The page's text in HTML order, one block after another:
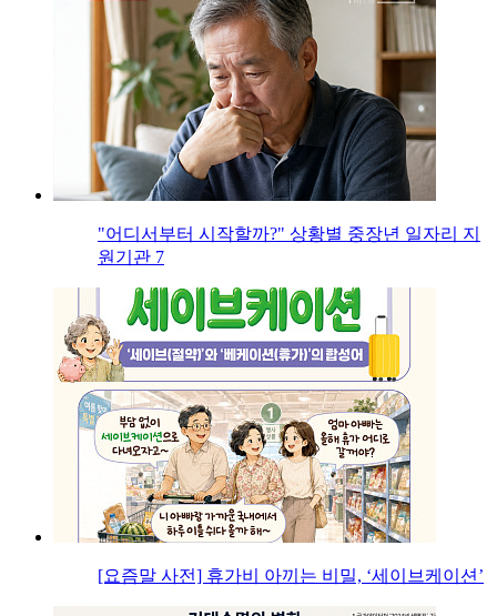
"어디서부터 시작할까?" 상황별 중장년 일자리 지
원기관 7
[요즘말 사전] 휴가비 아끼는 비밀, ‘세이브케이션’